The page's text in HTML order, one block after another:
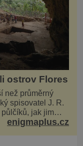
ostrov Flores
než průměrný
spisovatel J. R.
slavných
enigmaplus.cz